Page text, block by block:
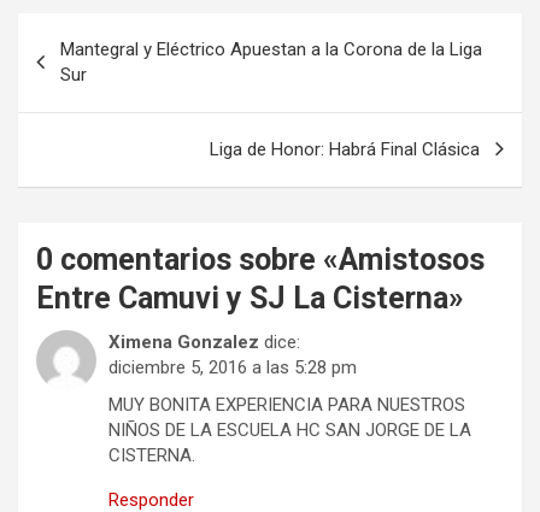
de
entradas
Mantegral y Eléctrico Apuestan a la Corona de la Liga
Sur
Liga de Honor: Habrá Final Clásica
0 comentarios sobre «Amistosos
Entre Camuvi y SJ La Cisterna»
Ximena Gonzalez dice:
diciembre 5, 2016 a las 5:28 pm
MUY BONITA EXPERIENCIA PARA NUESTROS
NIÑOS DE LA ESCUELA HC SAN JORGE DE LA
CISTERNA.
Responder